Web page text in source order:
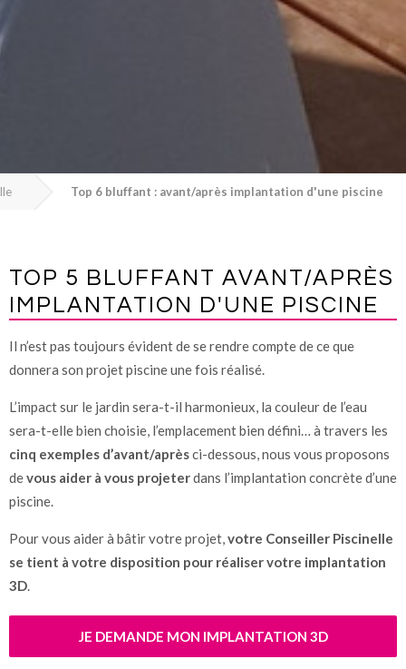
Top 6 bluffant : avant/après implantation d'une piscine
TOP 5 BLUFFANT AVANT/APRÈS
IMPLANTATION D'UNE PISCINE
Il n’est pas toujours évident de se rendre compte de ce que
donnera son projet piscine une fois réalisé.
L’impact sur le jardin sera-t-il harmonieux, la couleur de l’eau
sera-t-elle bien choisie, l’emplacement bien défini… à travers les
cinq exemples d’avant/aprèsci-dessous, nous vous proposons
devous aider à vous projeterdans l’implantation concrète d’une
piscine.
Pour vous aider à bâtir votre projet, votre Conseiller Piscinelle
se tient à votre disposition pour réaliser votre implantation
3D
JE DEMANDE MON IMPLANTATION 3D